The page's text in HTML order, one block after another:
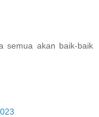
semua akan baik-baik